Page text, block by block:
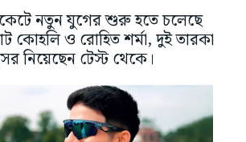
নতুন যুগের শুরু হতে চলেছে
কোহলি ও রোহিত শর্মা, দুই তারকা
নিয়েছেন টেস্ট থেকে।